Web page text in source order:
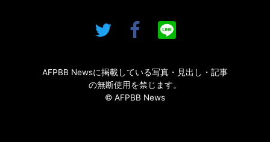
AFPBB Newsに掲載している写真・見出し・記事
の無断使用を禁じます。
© AFPBB News